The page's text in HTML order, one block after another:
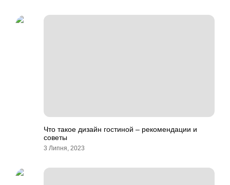
Что такое дизайн гостиной – рекомендации и
советы
3 Липня, 2023